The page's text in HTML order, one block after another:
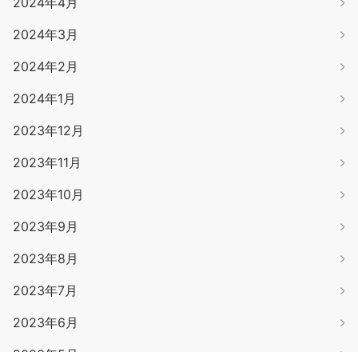
2024年3月
2024年2月
2024年1月
2023年12月
2023年11月
2023年10月
2023年9月
2023年8月
2023年7月
2023年6月